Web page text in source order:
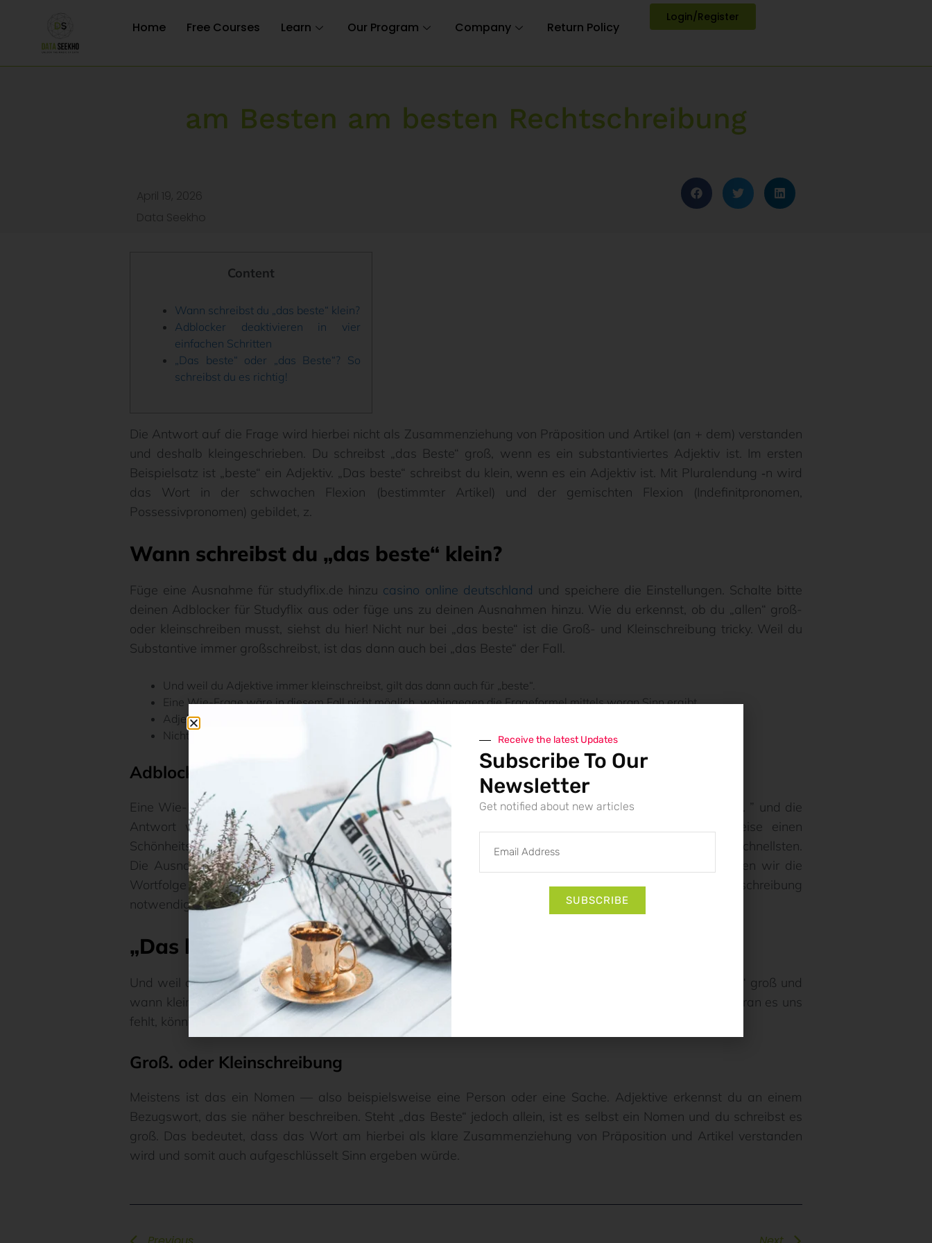
Home Free Courses Learn Our Program Company Return Policy
Login/Register
am Besten am besten Rechtschreibung
April 19, 2026
Data Seekho
Content
Wann schreibst du „das beste“ klein?
Adblocker deaktivieren in vier
einfachen Schritten
„Das beste“ oder „das Beste“? So
schreibst du es richtig!
Die Antwort auf die Frage wird hierbei nicht als Zusammenziehung von Präposition und Artikel (an + dem) verstanden
und deshalb kleingeschrieben. Du schreibst „das Beste“ groß, wenn es ein substantiviertes Adjektiv ist. Im ersten
Beispielsatz ist „beste“ ein Adjektiv. „Das beste“ schreibst du klein, wenn es ein Adjektiv ist. Mit Pluralendung ‑n wird
das Wort in der schwachen Flexion (bestimmter Artikel) und der gemischten Flexion (Indefinitpronomen,
Possessivpronomen) gebildet, z.
Wann schreibst du „das beste“ klein?
Füge eine Ausnahme für studyflix.de hinzu casino online deutschland und speichere die Einstellungen. Schalte bitte
deinen Adblocker für Studyflix aus oder füge uns zu deinen Ausnahmen hinzu. Wie du erkennst, ob du „allen“ groß-
oder kleinschreiben musst, siehst du hier! Nicht nur bei „das beste“ ist die Groß- und Kleinschreibung tricky. Weil du
Substantive immer großschreibst, ist das dann auch bei „das Beste“ der Fall.
Und weil du Adjektive immer kleinschreibst, gilt das dann auch für „beste“.
Eine Wie-Frage wäre in diesem Fall nicht möglich, wohingegen die Frageformel mittels woran Sinn ergibt.
Adjektive erkennst du an einem Bezugswort, das sie näher beschreiben.
Nicht nur bei „das beste“ ist die Groß- und Kleinschreibung tricky.
Adblocker deaktivieren in vier einfachen Schritten
Eine Wie-Frage wäre in diesem Fall nicht möglich, wohingegen die Frageformel mittels woran Sinn ergibt. ” und die
Antwort wäre am schönsten, am schnellsten oder eben am besten. Gewinnt jemand beispielsweise einen
Schönheitswettbewerb, war er wohl am schönsten und wer einen Marathon gewonnen hat, war eben am schnellsten.
Die Ausnahme bildet hierbei der Superlativ, also die höchste Steigerungsform eines Adjektivs. Verwenden wir die
Wortfolge als Adjektiv, schreiben wir am besten klein, wird daraus jedoch ein Substantiv, ist die Großschreibung
notwendig.
„Das beste“ oder „das Beste“? So schreibst du es richtig!
Und weil du Adjektive immer kleinschreibst, gilt das dann auch für „beste“. Wann schreibst du „das beste“ groß und
wann klein? Manchmal fehlt es uns am Besten oder sogar am Nötigsten und falls jemand fragen sollte, woran es uns
fehlt, könnten wir sagen, dass es am Besten oder am Nötigsten mangelt.
Groß. oder Kleinschreibung
Meistens ist das ein Nomen — also beispielsweise eine Person oder eine Sache. Adjektive erkennst du an einem
Bezugswort, das sie näher beschreiben. Steht „das Beste“ jedoch allein, ist es selbst ein Nomen und du schreibst es
groß. Das bedeutet, dass das Wort am hierbei als klare Zusammenziehung von Präposition und Artikel verstanden
wird und somit auch aufgeschlüsselt Sinn ergeben würde.
Receive the latest Updates
Subscribe To Our
Newsletter
Get notified about new articles
SUBSCRIBE